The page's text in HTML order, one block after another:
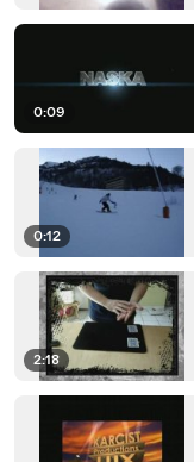
0:09
0:12
2:18